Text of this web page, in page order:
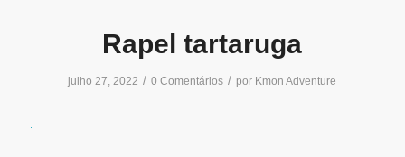
Rapel tartaruga
julho 27, 2022 / 0 Comentários / por Kmon Adventure